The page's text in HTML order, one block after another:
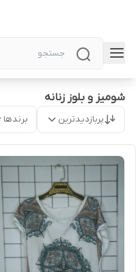
شومیز و بلوز زنانه
پربازدیدترین برندها